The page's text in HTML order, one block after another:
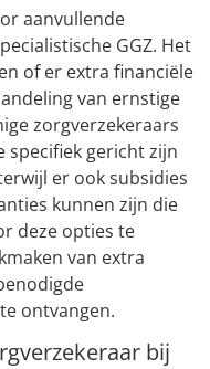
aanvullende
GGZ. Het
of er extra financiële
van ernstige
zorgverzekeraars
specifiek gericht zijn
er ook subsidies
kunnen zijn die
deze opties te
van extra
ontvangen.
bij